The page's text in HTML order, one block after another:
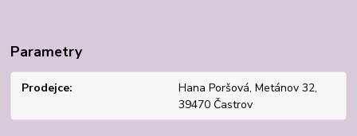
Parametry
Prodejce
Hana Poršová, Metánov 32,
39470 Častrov